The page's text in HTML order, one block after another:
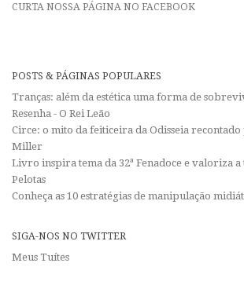
CURTA NOSSA PÁGINA NO FACEBOOK
POSTS & PÁGINAS POPULARES
Tranças: além da estética uma forma de
Resenha - O Rei Leão
Circe: o mito da feiticeira da Odisseia
Miller
Livro inspira tema da 32ª Fenadoce e valoriza
Pelotas
Conheça as 10 estratégias de manipulação
SIGA-NOS NO TWITTER
Meus Tuítes